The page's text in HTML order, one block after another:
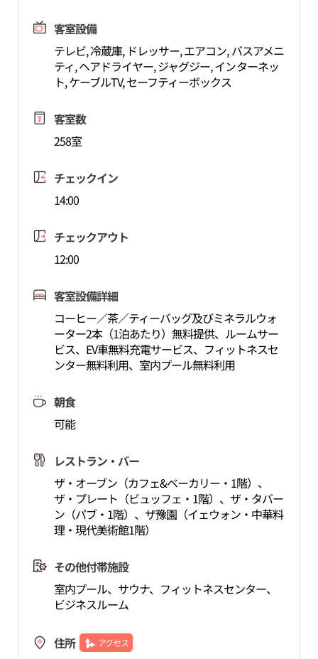
客室設備
テレビ, 冷蔵庫, ドレッサー, エアコン, バスアメニ
ティ, ヘアドライヤー, ジャグジー, インターネッ
ト, ケーブルTV, セーフティーボックス
客室数
258室
チェックイン
14:00
チェックアウト
12:00
客室設備詳細
コーヒー／茶／ティーバッグ及びミネラルウォ
ーター2本（1泊あたり）無料提供、ルームサー
ビス、EV車無料充電サービス、フィットネスセ
ンター無料利用、室内プール無料利用
朝食
可能
レストラン・バー
ザ・オーブン（カフェ&ベーカリー・1階）、
ザ・プレート（ビュッフェ・1階）、ザ・タバー
ン（パブ・1階）、ザ豫園（イェウォン・中華料
理・現代美術館1階）
その他付帯施設
室内プール、サウナ、フィットネスセンター、
ビジネスルーム
住所 アクセス